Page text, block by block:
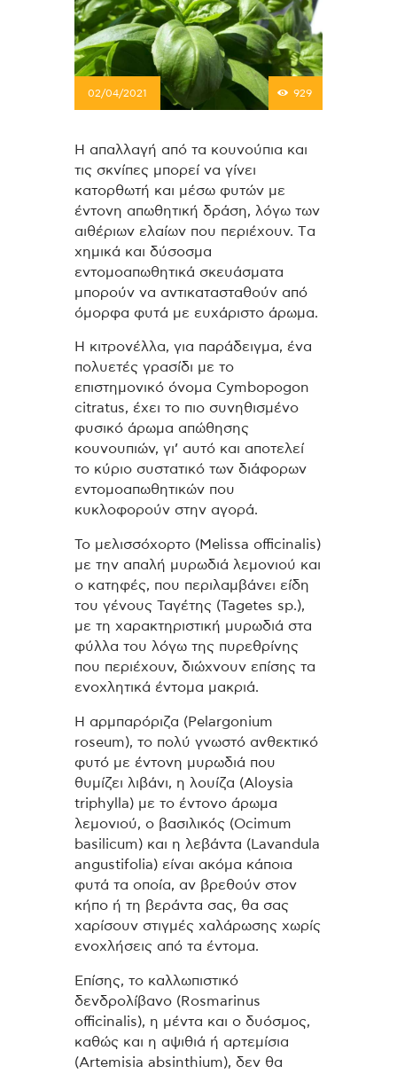
02/04/2021 929
Η απαλλαγή από τα κουνούπια και
τις σκνίπες μπορεί να γίνει
κατορθωτή και μέσω φυτών με
έντονη απωθητική δράση, λόγω των
αιθέριων ελαίων που περιέχουν. Tα
χημικά και δύσοσμα
εντομοαπωθητικά σκευάσματα
μπορούν να αντικατασταθούν από
όμορφα φυτά με ευχάριστο άρωμα.
Η κιτρονέλλα, για παράδειγμα, ένα
πολυετές γρασίδι με το
επιστημονικό όνομα Cymbopogon
citratus, έχει το πιο συνηθισμένο
φυσικό άρωμα απώθησης
κουνουπιών, γι’ αυτό και αποτελεί
το κύριο συστατικό των διάφορων
εντομοαπωθητικών που
κυκλοφορούν στην αγορά.
Το μελισσόχορτο (Melissa officinalis)
με την απαλή μυρωδιά λεμονιού και
ο κατηφές, που περιλαμβάνει είδη
του γένους Ταγέτης (Tagetes sp.),
με τη χαρακτηριστική μυρωδιά στα
φύλλα του λόγω της πυρεθρίνης
που περιέχουν, διώχνουν επίσης τα
ενοχλητικά έντομα μακριά.
Η αρμπαρόριζα (Pelargonium
roseum), το πολύ γνωστό ανθεκτικό
φυτό με έντονη μυρωδιά που
θυμίζει λιβάνι, η λουίζα (Aloysia
triphylla) με το έντονο άρωμα
λεμονιού, ο βασιλικός (Ocimum
basilicum) και η λεβάντα (Lavandula
angustifolia) είναι ακόμα κάποια
φυτά τα οποία, αν βρεθούν στον
κήπο ή τη βεράντα σας, θα σας
χαρίσουν στιγμές χαλάρωσης χωρίς
ενοχλήσεις από τα έντομα.
Επίσης, το καλλωπιστικό
δενδρολίβανο (Rosmarinus
officinalis), η μέντα και ο δυόσμος,
καθώς και η αψιθιά ή αρτεμίσια
(Artemisia absinthium), δεν θα